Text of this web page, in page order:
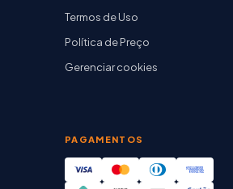
Termos de Uso
Política de Preço
Gerenciar cookies
PAGAMENTOS